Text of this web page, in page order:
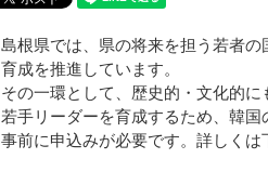
島根県では、県の将来を担う若者
育成を推進しています。
その一環として、歴史的・文化的
若手リーダーを育成するため、韓国
事前に申込みが必要です。詳しくは